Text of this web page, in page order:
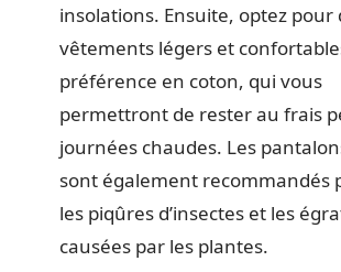
insolations. Ensuite, optez pour
vêtements légers et
préférence en coton, qui vous
permettront de rester au frais
journées chaudes. Les
sont également recommandés
les piqûres d’insectes et les
causées par les plantes.